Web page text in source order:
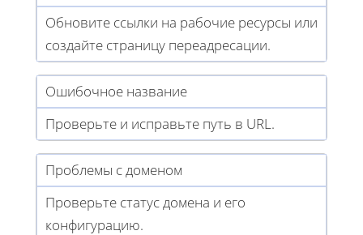
Обновите ссылки на рабочие ресурсы или
создайте страницу переадресации.
Ошибочное название
Проверьте и исправьте путь в URL.
Проблемы с доменом
Проверьте статус домена и его
конфигурацию.